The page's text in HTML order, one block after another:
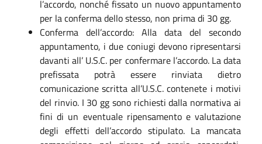
l’accordo, nonché fissato un nuovo appuntamento
per la conferma dello stesso, non prima di 30 gg.
Conferma dell’accordo: Alla data del secondo
appuntamento, i due coniugi devono ripresentarsi
davanti all’ U.S.C. per confermare l’accordo. La data
prefissata potrà essere rinviata dietro
comunicazione scritta all’U.S.C. contenete i motivi
del rinvio. I 30 gg sono richiesti dalla normativa ai
fini di un eventuale ripensamento e valutazione
degli effetti dell’accordo stipulato. La mancata